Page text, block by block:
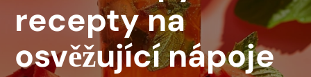
recepty na
osvěžující nápoje